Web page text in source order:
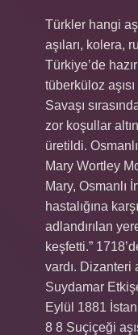
Türkler hangi
aşıları, kolera,
Türkiye’de
tüberküloz
Savaşı
zor koşullar
üretildi.
Mary Wortley
Mary, Osmanlı
hastalığına
adlandırılan
keşfetti.”
vardı. Dizanteri
Suydamar
Eylül 1881
8 8 Suçiçeği